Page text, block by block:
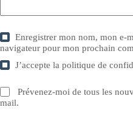
Enregistrer mon nom, mon e-
navigateur pour mon prochain
J’accepte lapolitique de
Prévenez-moi de tous les
mail.